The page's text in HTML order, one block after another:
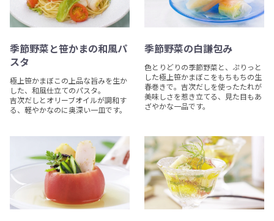
季節野菜と笹かまの和風パ
スタ
極上笹かまぼこの上品な旨みを生か
した、和風仕立てのパスタ。
吉次だしとオリーブオイルが調和す
る、軽やかなのに奥深い一皿です。
季節野菜の白謙包み
色とりどりの季節野菜と、ぷりっと
した極上笹かまぼこをもちもちの生
春巻きで。吉次だしを使ったたれが
美味しさを惹き立てる、見た目もあ
ざやかな一品です。